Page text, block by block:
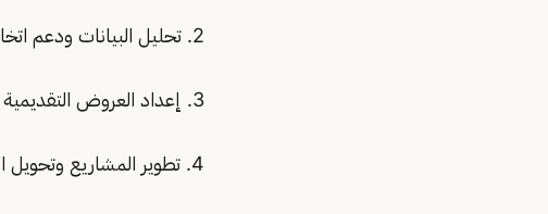
2. تحليل البيانات ودعم اتخاذ القرار.
3. إعداد العروض التقديمية بسرعة وجودة أعلى.
4. تطوير المشاريع وتحويل الأفكار إلى حلول إبداعية.